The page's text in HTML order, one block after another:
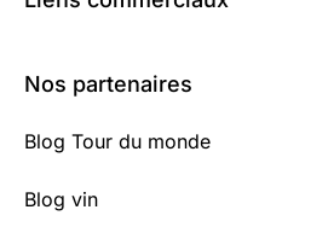
Nos partenaires
Blog Tour du monde
Blog vin